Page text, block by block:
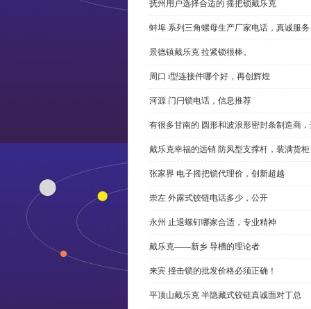
抚州用户选择合适的 摇把锁戴乐克
蚌埠 系列三角螺母生产厂家电话，真诚服务
景德镇戴乐克 拉紧锁很棒。
周口 i型连接件哪个好，再创辉煌
河源 门闩锁电话，信息推荐
有很多甘南的 圆形和波浪形密封条制造商
戴乐克幸福的远销 防风型支撑杆，装满货柜
张家界 电子摇把锁代理价，创新超越
崇左 外露式铰链电话多少，公开
永州 止退螺钉哪家合适，专业精神
戴乐克——新乡 导槽的理论者
来宾 撞击锁的批发价格必须正确！
平顶山戴乐克 半隐藏式铰链真诚面对丁总